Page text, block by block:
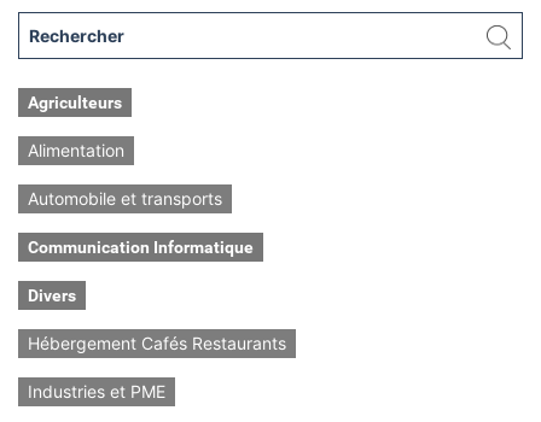
Agriculteurs
Alimentation
Automobile et transports
Communication Informatique
Divers
Hébergement Cafés Restaurants
Industries et PME